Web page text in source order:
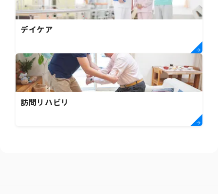
デイケア
訪問リハビリ